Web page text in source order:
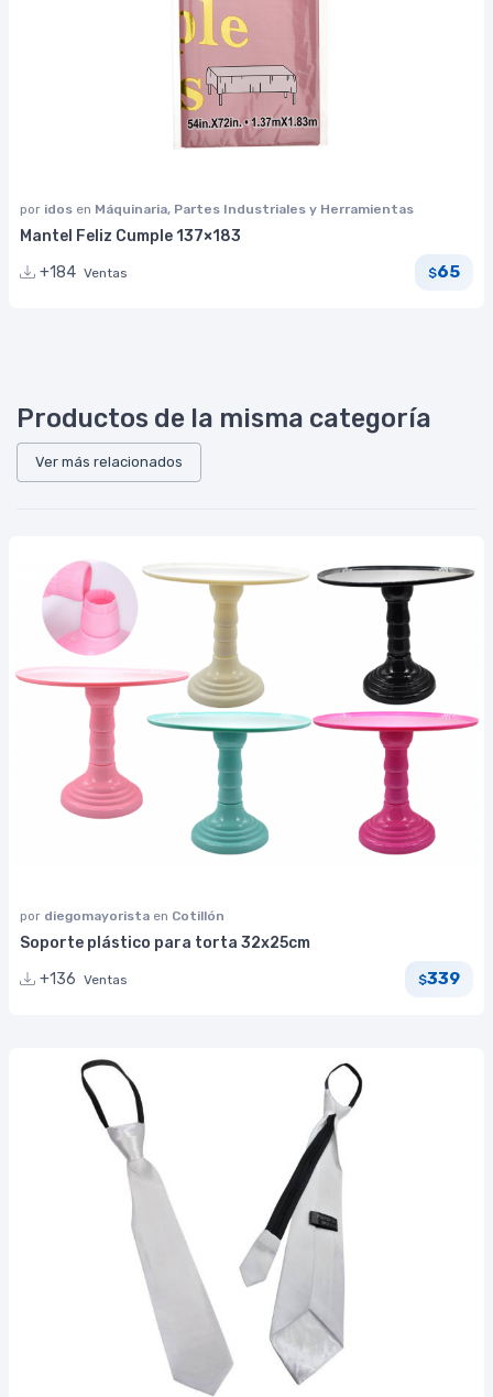
por idos en Máquinaria, Partes Industriales y Herramientas
Mantel Feliz Cumple 137×183
+184 Ventas $65
Productos de la misma categoría
Ver más relacionados
por diegomayorista en Cotillón
Soporte plástico para torta 32x25cm
+136 Ventas $339